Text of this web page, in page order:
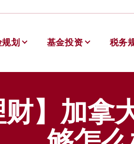
理财
划 基金投资 税务
财】加